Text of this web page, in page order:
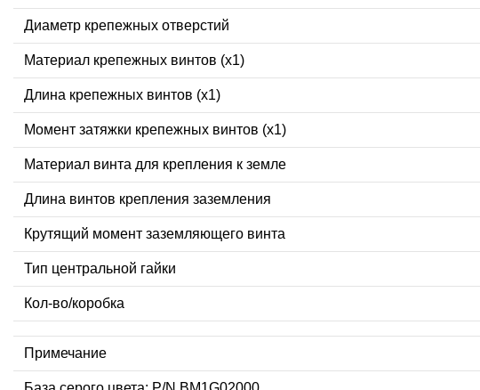
Диаметр крепежных отверстий
Материал крепежных винтов (x1)
Длина крепежных винтов (x1)
Момент затяжки крепежных винтов (x1)
Материал винта для крепления к земле
Длина винтов крепления заземления
Крутящий момент заземляющего винта
Тип центральной гайки
Кол-во/коробка
Примечание